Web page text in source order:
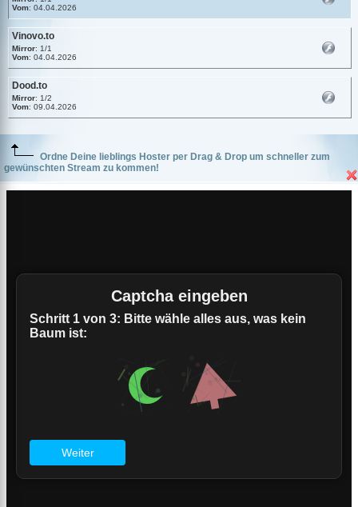
Vom: 04.04.2026
Vinovo.to
Mirror: 1/1
Vom: 04.04.2026
Dood.to
Mirror: 1/2
Vom: 09.04.2026
Ordne Deine lieblings Hoster per Drag & Drop um schneller zum
gewünschten Stream zu kommen!